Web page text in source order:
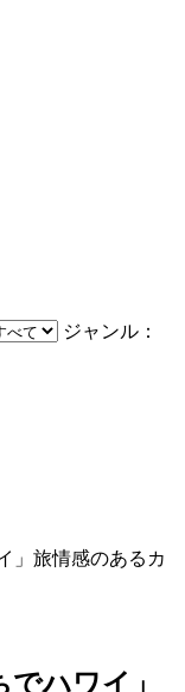
ジャンル：
」旅情感のあるカ
ハワイ」